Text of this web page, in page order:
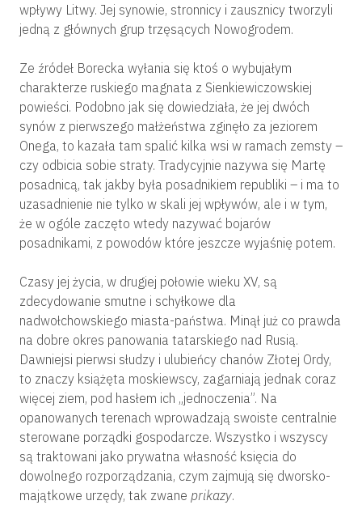
wpływy Litwy. Jej synowie, stronnicy i zausznicy tworzyli
jedną z głównych grup trzęsących Nowogrodem.
Ze źródeł Borecka wyłania się ktoś o wybujałym
charakterze ruskiego magnata z Sienkiewiczowskiej
powieści. Podobno jak się dowiedziała, że jej dwóch
synów z pierwszego małżeństwa zginęło za jeziorem
Onega, to kazała tam spalić kilka wsi w ramach zemsty –
czy odbicia sobie straty. Tradycyjnie nazywa się Martę
posadnicą, tak jakby była posadnikiem republiki – i ma to
uzasadnienie nie tylko w skali jej wpływów, ale i w tym,
że w ogóle zaczęto wtedy nazywać bojarów
posadnikami, z powodów które jeszcze wyjaśnię potem.
Czasy jej życia, w drugiej połowie wieku XV, są
zdecydowanie smutne i schyłkowe dla
nadwołchowskiego miasta-państwa. Minął już co prawda
na dobre okres panowania tatarskiego nad Rusią.
Dawniejsi pierwsi słudzy i ulubieńcy chanów Złotej Ordy,
to znaczy książęta moskiewscy, zagarniają jednak coraz
więcej ziem, pod hasłem ich „jednoczenia”. Na
opanowanych terenach wprowadzają swoiste centralnie
sterowane porządki gospodarcze. Wszystko i wszyscy
są traktowani jako prywatna własność księcia do
dowolnego rozporządzania, czym zajmują się dworsko-
majątkowe urzędy, tak zwane prikazy.